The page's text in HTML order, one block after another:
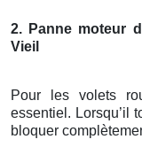
2. Panne moteur
Vieil
Pour les volets
essentiel. Lorsqu’il
bloquer